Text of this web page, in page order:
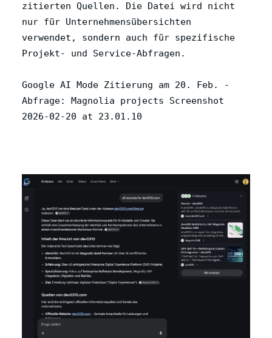
zitierten Quellen. Die Datei wird nicht
nur für Unternehmensübersichten
verwendet, sondern auch für spezifische
Projekt- und Service-Abfragen.
Google AI Mode Zitierung am 20. Feb. -
Abfrage: Magnolia projects Screenshot
2026-02-20 at 23.01.10